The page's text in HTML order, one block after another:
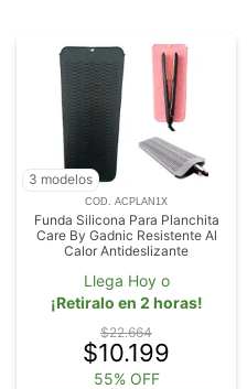
3 modelos
COD. ACPLAN1X
Funda Silicona Para Planchita
Care By Gadnic Resistente Al
Calor Antideslizante
Llega Hoy o
¡Retiralo en 2 horas!
$22.664
$10.199
55% OFF